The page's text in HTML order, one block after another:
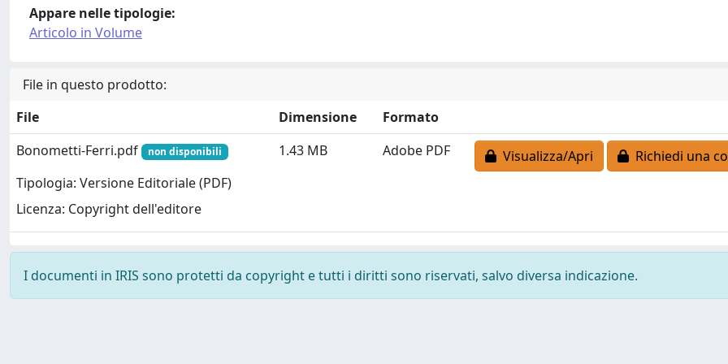
Appare nelle tipologie:
Articolo in Volume
File in questo prodotto:
File
Dimensione
Formato
Bonometti-Ferri.pdf
non disponibili
Tipologia: Versione Editoriale (PDF)
Licenza: Copyright dell'editore
1.43 MB Adobe PDF Visualizza/Apri Richiedi una
I documenti in IRIS sono protetti da copyright e tutti i diritti sono riservati, salvo diversa indicazione.